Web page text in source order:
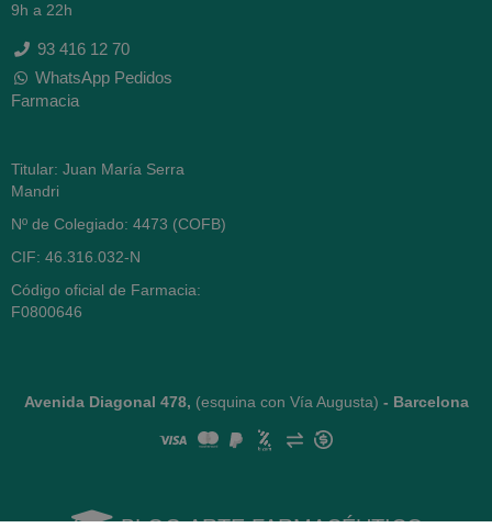
9h a 22h
93 416 12 70
WhatsApp Pedidos
Farmacia
Titular: Juan María Serra
Mandri
Nº de Colegiado: 4473 (COFB)
CIF: 46.316.032-N
Código oficial de Farmacia:
F0800646
Avenida Diagonal 478, (esquina con Vía Augusta) - Barcelona